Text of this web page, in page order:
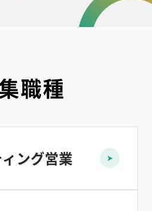
職種
ング営業